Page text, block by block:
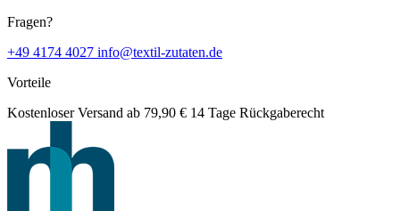
Fragen?
+49 4174 4027 info@textil-zutaten.de
Vorteile
Kostenloser Versand ab 79,90 € 14 Tage Rückgaberecht